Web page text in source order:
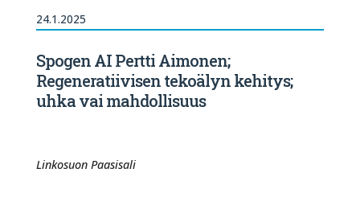
24.1.2025
Spogen AI Pertti Aimonen;
Regeneratiivisen tekoälyn kehitys;
uhka vai mahdollisuus
Linkosuon Paasisali